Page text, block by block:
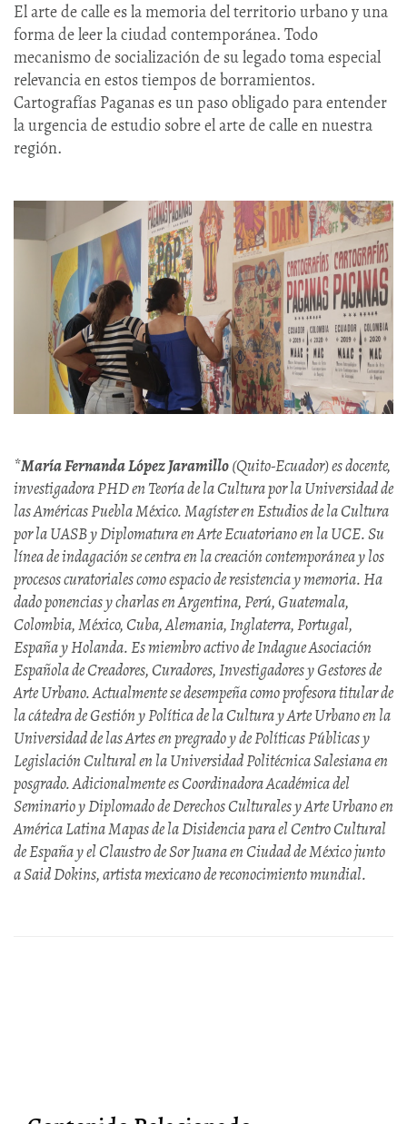
El arte de calle es la memoria del territorio urbano y una
forma de leer la ciudad contemporánea. Todo
mecanismo de socialización de su legado toma especial
relevancia en estos tiempos de borramientos.
Cartografías Paganas es un paso obligado para entender
la urgencia de estudio sobre el arte de calle en nuestra
región.
*María Fernanda López Jaramillo(Quito-Ecuador) es docente,
investigadora PHD en Teoría de la Cultura por la Universidad de
las Américas Puebla México. Magíster en Estudios de la Cultura
por la UASB y Diplomatura en Arte Ecuatoriano en la UCE. Su
línea de indagación se centra en la creación contemporánea y los
procesos curatoriales como espacio de resistencia y memoria. Ha
dado ponencias y charlas en Argentina, Perú, Guatemala,
Colombia, México, Cuba, Alemania, Inglaterra, Portugal,
España y Holanda. Es miembro activo de Indague Asociación
Española de Creadores, Curadores, Investigadores y Gestores de
Arte Urbano. Actualmente se desempeña como profesora titular de
la cátedra de Gestión y Política de la Cultura y Arte Urbano en la
Universidad de las Artes en pregrado y de Políticas Públicas y
Legislación Cultural en la Universidad Politécnica Salesiana en
posgrado. Adicionalmente es Coordinadora Académica del
Seminario y Diplomado de Derechos Culturales y Arte Urbano en
América Latina Mapas de la Disidencia para el Centro Cultural
de España y el Claustro de Sor Juana en Ciudad de México junto
a Said Dokins, artista mexicano de reconocimiento mundial.